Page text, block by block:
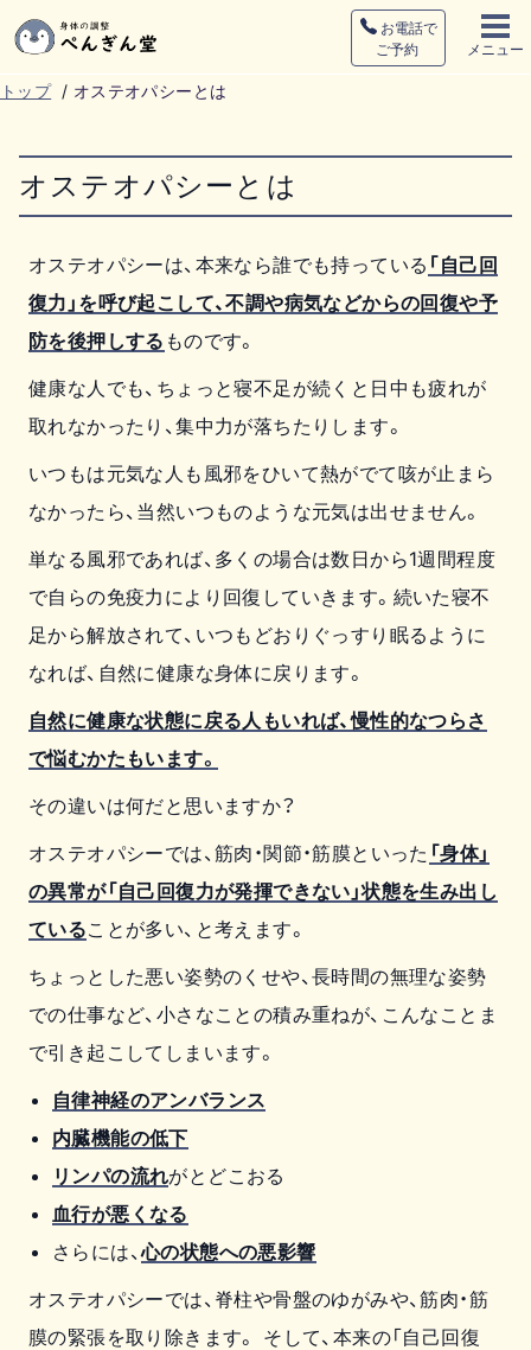
お電話で
ご予約
メニュー
トップ/ オステオパシーとは
オステオパシーとは
オステオパシーは、本来なら誰でも持っている 「自己回
復力」を呼び起こして、不調や病気などからの回復や予
防を後押しする ものです。
健康な人でも、ちょっと寝不足が続くと日中も疲れが
取れなかったり、集中力が落ちたりします。
いつもは元気な人も風邪をひいて熱がでて咳が止まら
なかったら、当然いつものような元気は出せません。
単なる風邪であれば、多くの場合は数日から1週間程度
で自らの免疫力により回復していきます。続いた寝不
足から解放されて、いつもどおりぐっすり眠るように
なれば、自然に健康な身体に戻ります。
自然に健康な状態に戻る人もいれば、慢性的なつらさ
で悩むかたもいます。
その違いは何だと思いますか？
オステオパシーでは、筋肉・関節・筋膜といった 「身体」
の異常が「自己回復力が発揮できない」状態を生み出し
ていることが多い、と考えます。
ちょっとした悪い姿勢のくせや、長時間の無理な姿勢
での仕事など、小さなことの積み重ねが、こんなことま
で引き起こしてしまいます。
自律神経のアンバランス
内臓機能の低下
リンパの流れがとどこおる
血行が悪くなる
さらには、心の状態への悪影響
オステオパシーでは、脊柱や骨盤のゆがみや、筋肉・筋
膜の緊張を取り除きます。 そして、本来の「自己回復